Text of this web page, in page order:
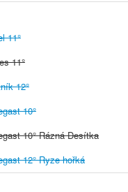
11°
11°
12°
10°
10° Rázná Desítka
12° Ryze hořká